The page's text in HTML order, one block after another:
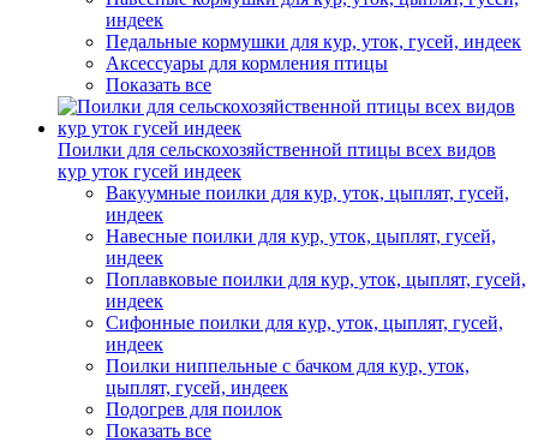
индеек
Педальные кормушки для кур, уток, гусей, индеек
Аксессуары для кормления птицы
Показать все
Поилки для сельскохозяйственной птицы всех видов
кур уток гусей индеек
Вакуумные поилки для кур, уток, цыплят, гусей,
индеек
Навесные поилки для кур, уток, цыплят, гусей,
индеек
Поплавковые поилки для кур, уток, цыплят, гусей,
индеек
Сифонные поилки для кур, уток, цыплят, гусей,
индеек
Поилки ниппельные с бачком для кур, уток,
цыплят, гусей, индеек
Подогрев для поилок
Показать все